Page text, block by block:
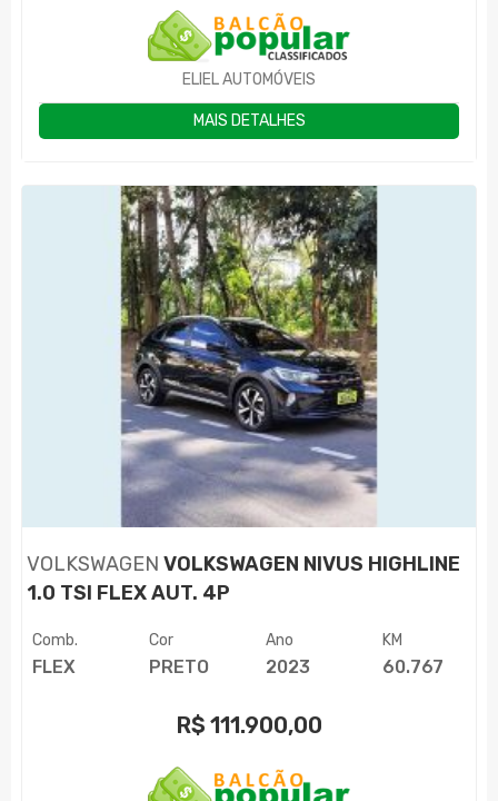
ELIEL AUTOMÓVEIS
MAIS DETALHES
VOLKSWAGEN VOLKSWAGEN NIVUS HIGHLINE
1.0 TSI FLEX AUT. 4P
Comb.
FLEX
Cor
PRETO
Ano
2023
KM
60.767
R$ 111.900,00